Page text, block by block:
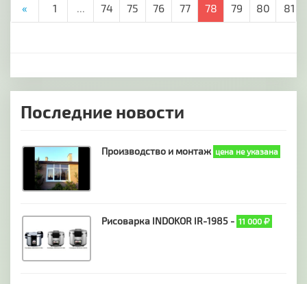
« 1 ... 74 75 76 77 78 79 80 81
Последние новости
Производство и монтаж цена не указана
Рисоварка INDOKOR IR-1985 - 11 000